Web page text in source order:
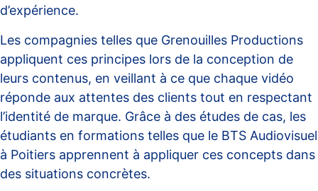
d’expérience.
Les compagnies telles que Grenouilles Productions
appliquent ces principes lors de la conception de
leurs contenus, en veillant à ce que chaque vidéo
réponde aux attentes des clients tout en respectant
l’identité de marque. Grâce à des études de cas, les
étudiants en formations telles que le BTS Audiovisuel
à Poitiers apprennent à appliquer ces concepts dans
des situations concrètes.